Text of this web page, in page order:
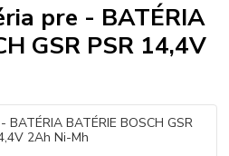
pre - BATÉRIA
GSR PSR 14,4V